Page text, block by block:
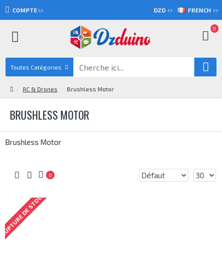
COMPTE DZD FRENCH
0
Toutes Catégories
RC & Drones Brushless Motor
BRUSHLESS MOTOR
Brushless Motor
0
DE STOCK